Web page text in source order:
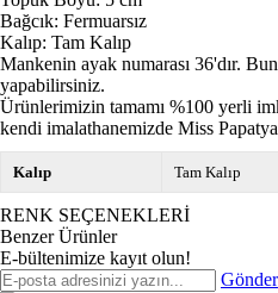
Bağcık: Fermuarsız
Kalıp: Tam Kalıp
Mankenin ayak numarası 36'dır.
yapabilirsiniz.
Ürünlerimizin tamamı %100 yerli
kendi imalathanemizde Miss
Kalıp Tam Kalıp
RENK SEÇENEKLERİ
Benzer Ürünler
E-bültenimize kayıt olun!
Gönder